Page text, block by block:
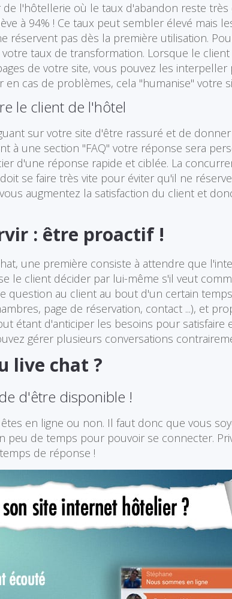
l'hôtellerie où le taux d'abandon reste très
à 94% ! Ce taux peut sembler élevé mais
réservent pas dès la première utilisation.
taux de transformation. Lorsque le
de votre site, vous pouvez les
cas de problèmes, cela "humanise" votre
le client de l'hôtel
sur votre site d'être rassuré et de
à une section "FAQ" votre réponse sera
d'une réponse rapide et ciblée. La
se faire très vite pour éviter qu'il ne
augmentez la satisfaction du client et
: être proactif !
une première consiste à attendre que
le client décider par lui-même s'il veut
question au client au bout d'un certain
page de réservation, contact ...), et
étant d'anticiper les besoins pour satisfaire
gérer plusieurs conversations
live chat ?
d'être disponible !
en ligne ou non. Il faut donc que vous
peu de temps pour pouvoir se connecter.
de réponse !